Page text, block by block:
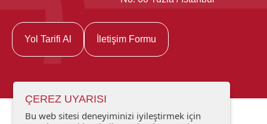
Yol Tarifi Al İletişim Formu
ÇEREZ UYARISI
Bu web sitesi deneyiminizi iyileştirmek için